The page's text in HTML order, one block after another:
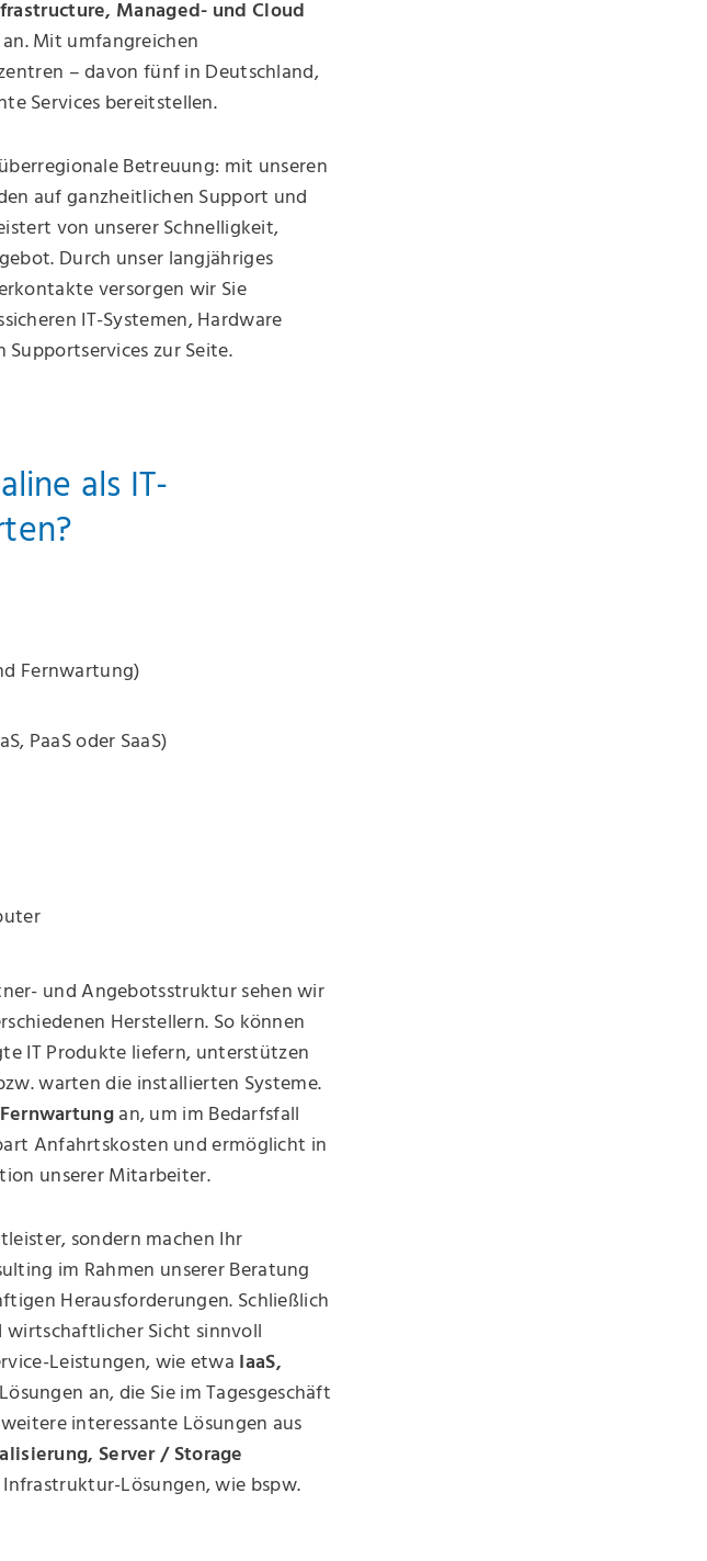
Managed- und Cloud
an. Mit umfangreichen
– davon fünf in Deutschland,
Services bereitstellen.
Betreuung: mit unseren
auf ganzheitlichen Support und
von unserer Schnelligkeit,
Durch unser langjähriges
versorgen wir Sie
IT-Systemen, Hardware
zur Seite.
als IT-
Fernwartung)
PaaS oder SaaS)
und Angebotsstruktur sehen wir
Herstellern. So können
IT Produkte liefern, unterstützen
warten die installierten Systeme.
Fernwartungan, um im Bedarfsfall
Anfahrtskosten und ermöglicht in
unserer Mitarbeiter.
sondern machen Ihr
im Rahmen unserer Beratung
Herausforderungen. Schließlich
Sicht sinnvoll
Leistungen, wie etwa
IaaS,
an, die Sie im Tagesgeschäft
interessante Lösungen aus
Server / Storage
Lösungen, wie bspw.